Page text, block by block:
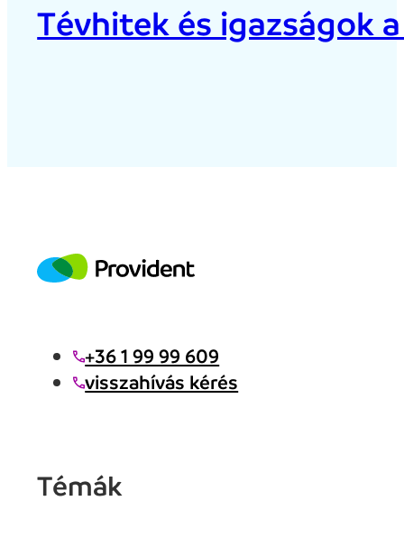
Tévhitek és igazságok
+36 1 99 99 609
visszahívás kérés
Témák